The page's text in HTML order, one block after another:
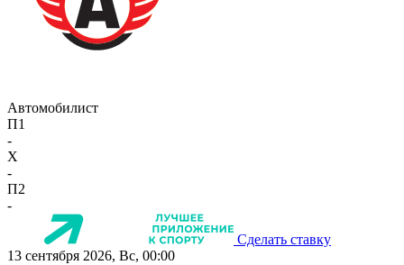
Автомобилист
П1
-
X
-
П2
-
Сделать ставку
13 сентября 2026, Вс, 00:00